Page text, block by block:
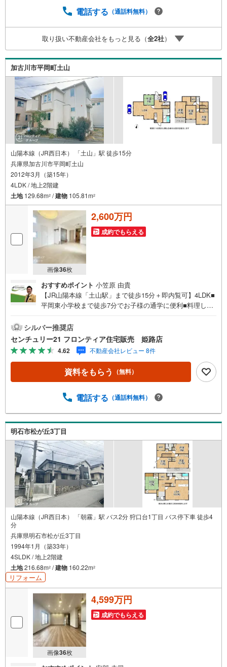
最も低金利になるように審査が可能！4.物件のお引渡し後
ンナーがご提案！5.定期的にご連絡を繋ぎ、有事の際に迅
速にサポートいたします弊社は専門家同士が連携をとって
いるため、より多くの知見がございます。お気軽にお問合
せください！
電話する （通話料無料）
取り扱い不動産会社をもっと見る（全2社）
加古川市平岡町土山
山陽本線（JR西日本） 「土山」駅 徒歩15分
兵庫県加古川市平岡町土山
2012年3月（築15年）
4LDK / 地上2階建
土地129.68m2 /建物 105.81m2
画像36枚
2,600万円
成約でもらえる
おすすめポイント 小笠原 由貴
【JR山陽本線「土山駅」まで徒歩15分＋即内覧可】4LDK■
平岡東小学校まで徒歩7分でお子様の通学に便利■料理しな
コニーで陽当り良好 特徴・ローソン魚住町中岡店まで徒歩
6分で、ちょっとしたお買い物に便利です・ウォークインク
ローゼットがあり、季節物などのお荷物も片付きます・和
室のある落ち着いた間取りです。 立地・平岡東小学校まで
徒歩約7分・平岡中学校まで徒歩約34分 弊社が選ばれる理
由 1.お金の扱い方のプロ、ファイナンシャルプランナーが
専門チームあり！3.たくさんの銀行と繋がりがあるため、
に必要になったお家のリフォームも弊社のリフォームプラ
ンナーがご提案！5.定期的にご連絡を繋ぎ、有事の際に迅
速にサポートいたします弊社は専門家同士が連携をとって
いるため、より多くの知見がございます。お気軽にお問合
せください！
シルバー推奨店
センチュリー21 フロンティア住宅販売 姫路店
4.62 不動産会社レビュー 8件
資料をもらう （無料）
電話する （通話料無料）
明石市松が丘3丁目
山陽本線（JR西日本） 「朝霧」駅 バス2分 狩口台1丁目 バス停下車 徒歩4
分
兵庫県明石市松が丘3丁目
1994年1月（築33年）
4SLDK / 地上2階建
土地216.68m2 /建物 160.22m2
リフォーム
画像36枚
4,599万円
成約でもらえる